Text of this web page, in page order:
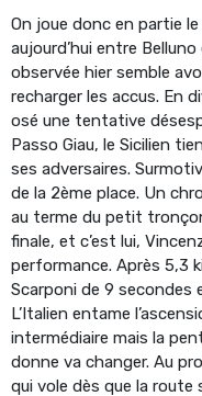
On joue donc en partie
aujourd’hui entre
observée hier semble
recharger les accus. En
osé une tentative
Passo Giau, le Sicilien
ses adversaires.
de la 2ème place. Un
au terme du petit
finale, et c’est lui,
performance. Après 5,3
Scarponi de 9 secondes
L’Italien entame
intermédiaire mais la
donne va changer. Au
qui vole dès que la route